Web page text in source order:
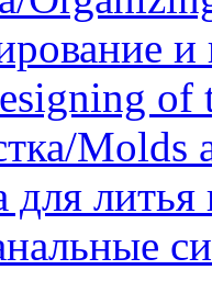
и
of
Molds
литья